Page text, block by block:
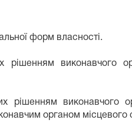
форм власності.
виконавчого
виконавчого
органом